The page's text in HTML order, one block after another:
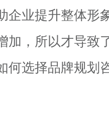
企业提升整体形
加，所以才导致
何选择品牌规划